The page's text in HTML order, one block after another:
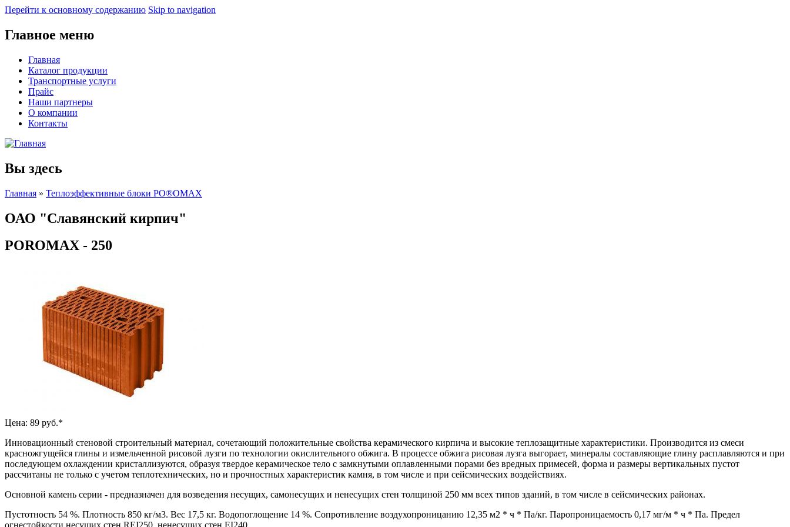
Перейти к основному содержанию Skip to navigation
Главное меню
Главная
Каталог продукции
Транспортные услуги
Прайс
Наши партнеры
О компании
Контакты
Вы здесь
Главная » Теплоэффективные блоки PO®OMAX
ОАО "Славянский кирпич"
POROMAX - 250
Цена: 89 руб.*
Инновационный стеновой строительный материал, сочетающий положительные свойства керамического кирпича и высокие теплозащитные характеристики. Производится из смеси
красножгущейся глины и измельченной рисовой лузги по технологии окислительного обжига. В процессе обжига рисовая лузга выгорает, минералы составляющие глину расплавляются и при
последующем охлаждении кристаллизуются, образуя твердое керамическое тело с замкнутыми оплавленными порами без вредных примесей, форма и размеры вертикальных пустот
рассчитаны не только с учетом теплотехнических, но и прочностных характеристик камня, в том числе и при сейсмических воздействиях.
Основной камень серии - предназначен для возведения несущих, самонесущих и ненесущих стен толщиной 250 мм всех типов зданий, в том числе в сейсмических районах.
Пустотность 54 %. Плотность 850 кг/м3. Вес 17,5 кг. Водопоглощение 14 %. Сопротивление воздухопроницанию 12,35 м2 * ч * Па/кг. Паропроницаемость 0,17 мг/м * ч * Па. Предел